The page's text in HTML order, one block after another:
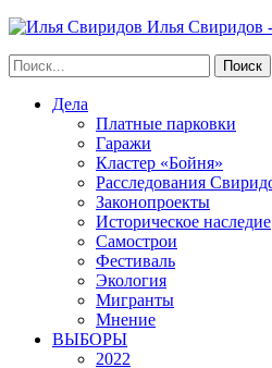
Илья Свиридов
Дела
Платные парковки
Гаражи
Кластер «Бойня»
Расследования
Законопроекты
Историческое наследие
Самострои
Фестиваль
Экология
Мигранты
Мнение
ВЫБОРЫ
2022